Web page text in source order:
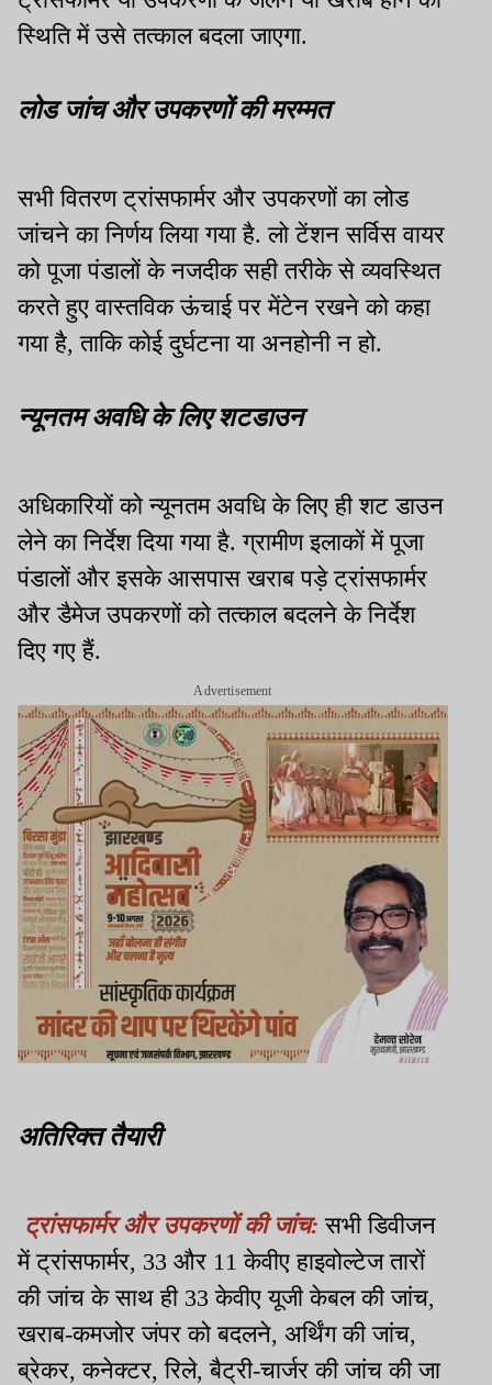
स्थिति में उसे तत्काल बदला जाएगा.
लोड जांच और उपकरणों की मरम्मत
सभी वितरण ट्रांसफार्मर और उपकरणों का लोड
जांचने का निर्णय लिया गया है. लो टेंशन सर्विस वायर
को पूजा पंडालों के नजदीक सही तरीके से व्यवस्थित
करते हुए वास्तविक ऊंचाई पर मेंटेन रखने को कहा
गया है, ताकि कोई दुर्घटना या अनहोनी न हो.
न्यूनतम अवधि के लिए शटडाउन
अधिकारियों को न्यूनतम अवधि के लिए ही शट डाउन
लेने का निर्देश दिया गया है. ग्रामीण इलाकों में पूजा
पंडालों और इसके आसपास खराब पड़े ट्रांसफार्मर
और डैमेज उपकरणों को तत्काल बदलने के निर्देश
दिए गए हैं.
Advertisement
अतिरिक्त तैयारी
ट्रांसफार्मर और उपकरणों की जांच: सभी डिवीजन
में ट्रांसफार्मर, 33 और 11 केवीए हाइवोल्टेज तारों
की जांच के साथ ही 33 केवीए यूजी केबल की जांच,
खराब-कमजोर जंपर को बदलने, अर्थिंग की जांच,
ब्रेकर, कनेक्टर, रिले, बैट्री-चार्जर की जांच की जा